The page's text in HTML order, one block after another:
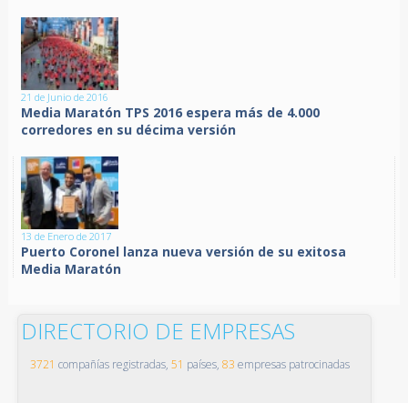
21 de Junio de 2016
Media Maratón TPS 2016 espera más de 4.000
corredores en su décima versión
13 de Enero de 2017
Puerto Coronel lanza nueva versión de su exitosa
Media Maratón
DIRECTORIO DE EMPRESAS
3721 compañías registradas, 51 países, 83 empresas patrocinadas